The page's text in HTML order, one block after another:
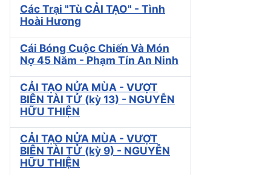
Các Trại "Tù CẢI TẠO" - Tình
Hoài Hương
Cái Bóng Cuộc Chiến Và Món
Nợ 45 Năm - Phạm Tín An Ninh
CẢI TẠO NỬA MÙA - VƯỢT
BIÊN TÀI TỬ (kỳ 13) - NGUYỄN
HỮU THIỆN
CẢI TẠO NỬA MÙA - VƯỢT
BIÊN TÀI TỬ (kỳ 9) - NGUYỄN
HỮU THIỆN